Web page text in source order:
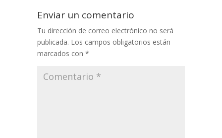
Enviar un comentario
Tu dirección de correo electrónico no será
publicada. Los campos obligatorios están
marcados con *